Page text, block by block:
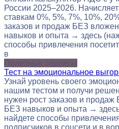
России 2025–2026.
ставкам 0%, 5%, 7%, 10%,
заказов и продаж БЕЗ
навыков и опыта → здесь
способы привлечения
в
Полезные сервисы
Тест на эмоциональное
Узнай уровень своего
нашим тестом и получи
нужен рост заказов и
БЕЗ навыков и опыта →
найдете способы